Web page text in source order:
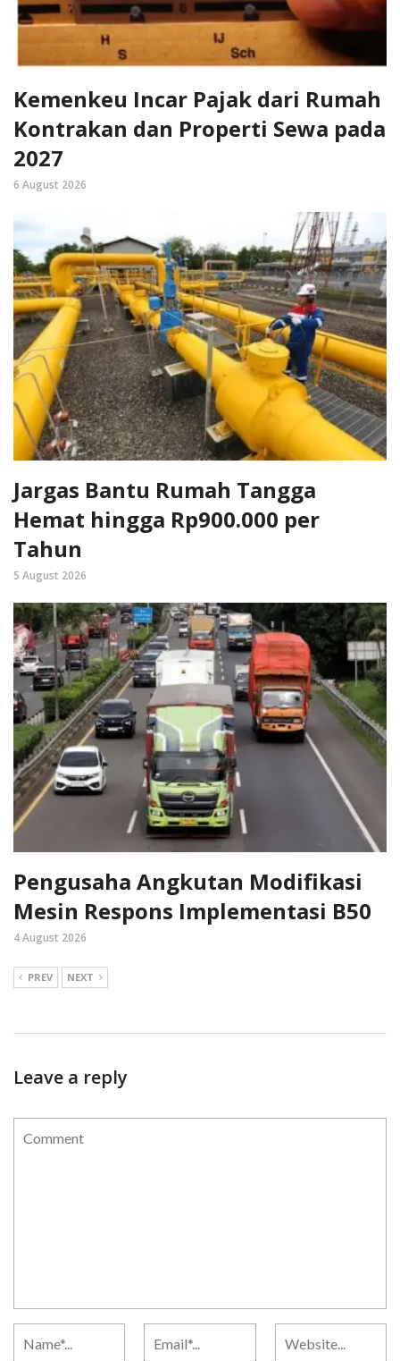
Kemenkeu Incar Pajak dari Rumah
Kontrakan dan Properti Sewa pada
2027
6 August 2026
Jargas Bantu Rumah Tangga
Hemat hingga Rp900.000 per
Tahun
5 August 2026
Pengusaha Angkutan Modifikasi
Mesin Respons Implementasi B50
4 August 2026
PREV NEXT
Leave a reply